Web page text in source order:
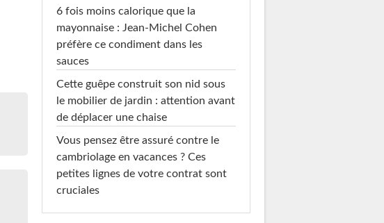
6 fois moins calorique que la
mayonnaise : Jean-Michel Cohen
préfère ce condiment dans les
sauces
Cette guêpe construit son nid sous
le mobilier de jardin : attention avant
de déplacer une chaise
Vous pensez être assuré contre le
cambriolage en vacances ? Ces
petites lignes de votre contrat sont
cruciales